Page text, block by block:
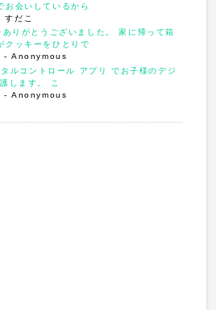
お会いしているから
だこ
りがとうございました。 家に帰って箱
クッキーをひとりで
- Anonymous
ルコントロール アプリ でお子様のデジ
します。 こ
- Anonymous